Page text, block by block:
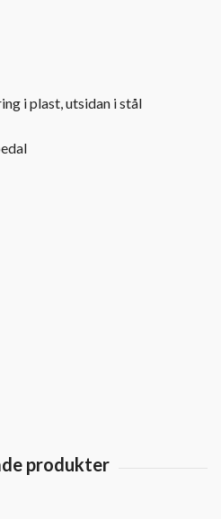
i plast, utsidan i stål